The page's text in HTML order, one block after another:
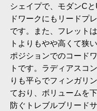
シェイプで、モダンC
ドワークにもリードプ
です。また、フレット
トよりもやや高くて狭
ポジションでのコード
トです。ラディアスコ
りも平らでフィンガリ
ており、ボリュームを
防ぐトレブルブリード